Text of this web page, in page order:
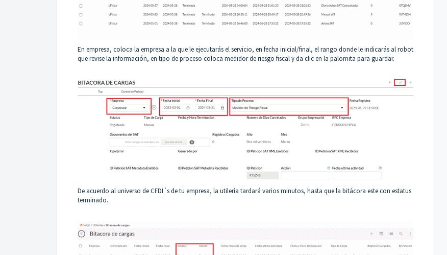
En empresa, coloca la empresa a la que le ejecutarás el servicio, en fecha inicial/final, el rango donde le indicarás al robot
que revise la información, en tipo de proceso coloca medidor de riesgo fiscal y da clic en la palomita para guardar.
De acuerdo al universo de CFDI´s de tu empresa, la utilería tardará varios minutos, hasta que la bitácora este con estatus
terminado.